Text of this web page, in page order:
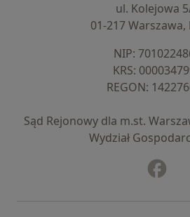
ul. Kolejowa
01-217 Warszawa,
NIP:
KRS:
REGON:
Sąd Rejonowy dla m.st.
Wydział